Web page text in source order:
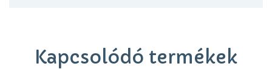
Kapcsolódó termékek